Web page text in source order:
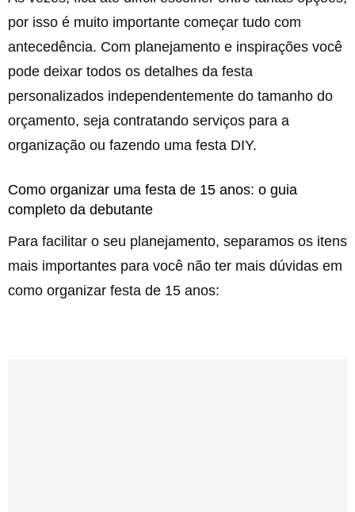
por isso é muito importante começar tudo com
antecedência. Com planejamento e inspirações você
pode deixar todos os detalhes da festa
personalizados independentemente do tamanho do
orçamento, seja contratando serviços para a
organização ou fazendo uma festa DIY.
Como organizar uma festa de 15 anos: o guia
completo da debutante
Para facilitar o seu planejamento, separamos os itens
mais importantes para você não ter mais dúvidas em
como organizar festa de 15 anos: